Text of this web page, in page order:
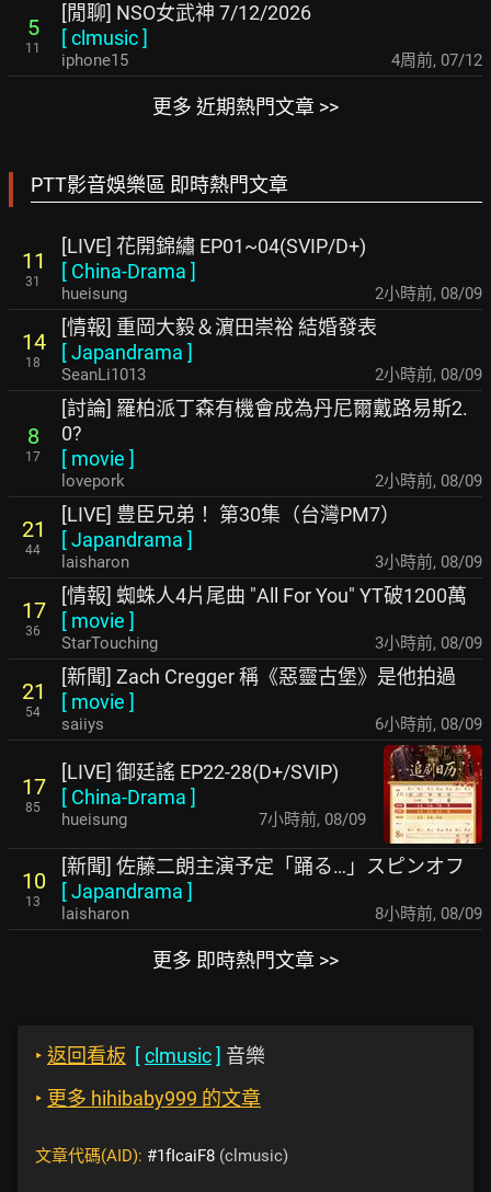
5
11
[閒聊] NSO女武神 7/12/2026
[clmusic]
iphone15 4周前, 07/12
更多 近期熱門文章 >>
PTT影音娛樂區 即時熱門文章
11
31
[LIVE] 花開錦繡 EP01~04(SVIP/D+)
[ China-Drama ]
hueisung 2小時前, 08/09
14
18
[情報] 重岡大毅＆濵田崇裕 結婚發表
[Japandrama ]
SeanLi1013 2小時前, 08/09
8
17
[討論] 羅柏派丁森有機會成為丹尼爾戴路易斯2.
0?
[ movie ]
lovepork 2小時前, 08/09
21
44
[LIVE] 豊臣兄弟！ 第30集（台灣PM7）
[Japandrama ]
laisharon 3小時前, 08/09
17
36
[情報] 蜘蛛人4片尾曲 "All For You" YT破1200萬
[ movie ]
StarTouching 3小時前, 08/09
21
54
[新聞] Zach Cregger 稱《惡靈古堡》是他拍過
[ movie ]
saiiys 6小時前, 08/09
17
85
[LIVE] 御廷謠 EP22-28(D+/SVIP)
[ China-Drama ]
hueisung 7小時前, 08/09
10
13
[新聞] 佐藤二朗主演予定「踊る…」スピンオフ
[Japandrama ]
laisharon 8小時前, 08/09
更多 即時熱門文章 >>
‣ 返回看板 [clmusic] 音樂
‣ 更多 hihibaby999 的文章
文章代碼(AID): #1fIcaiF8 (clmusic)